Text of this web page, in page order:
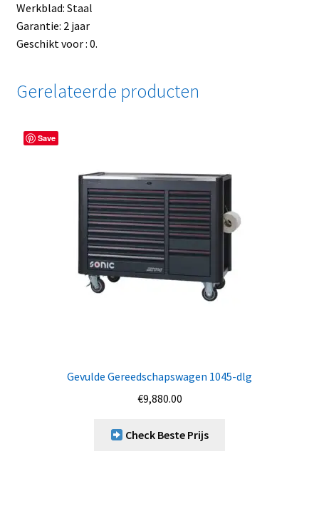
Werkblad: Staal
Garantie: 2 jaar
Geschikt voor : 0.
Gerelateerde producten
Save
Gevulde Gereedschapswagen 1045-dlg
€9,880.00
Check Beste Prijs